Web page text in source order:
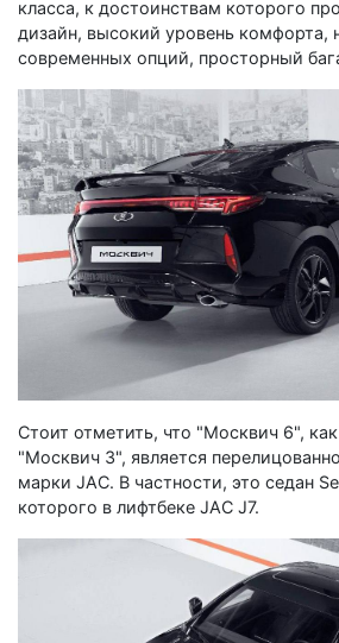
класса, к достоинствам которого
дизайн, высокий уровень комфорта,
современных опций, просторный
Стоит отметить, что "Москвич 6",
"Москвич 3", является
марки JAC. В частности, это седан
которого в лифтбеке JAC J7.